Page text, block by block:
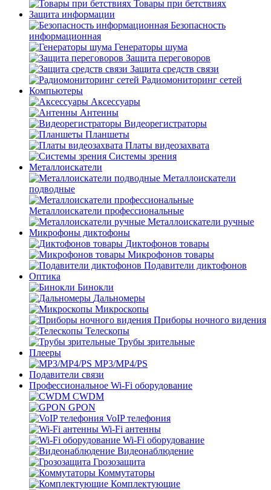
Товары при бетствиях
Защита информации
Безопасность
информационная
Генераторы шума
Защита переговоров
Защита средств связи
Радиомониторинг сетей
Компьютеры
Аксессуары
Антенны
Видеорегистраторы
Планшеты
Платы видеозахвата
Системы зрения
Металлоискатели
Металлоискатели
подводные
Металлоискатели профессиональные
Металлоискатели ручные
Микрофоны диктофоны
Диктофонов товары
Микрофонов товары
Подавители диктофонов
Оптика
Бинокли
Дальномеры
Микроскопы
Приборы ночного видения
Телескопы
Трубы зрительные
Плееры
MP3/MP4/PS
Подавители связи
Профессиональное Wi-Fi оборудование
CWDM
GPON
VoIP телефония
Wi-Fi антенны
Wi-Fi оборудование
Видеонаблюдение
Грозозащита
Коммутаторы
Комплектующие